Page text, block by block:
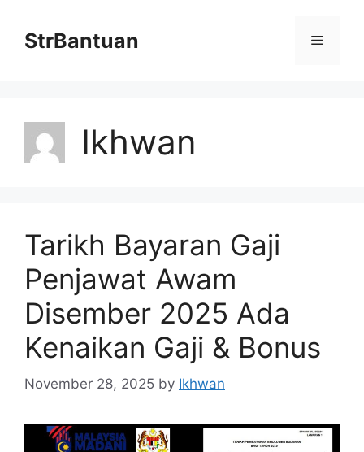
contentStrBantuan Menu
Ikhwan
Tarikh Bayaran Gaji
Penjawat Awam
Disember 2025 Ada
Kenaikan Gaji & Bonus
November 28, 2025 by Ikhwan